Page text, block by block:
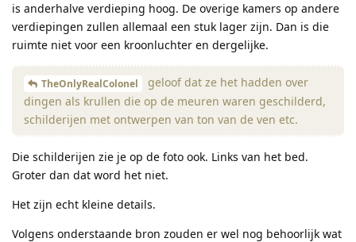
is anderhalve verdieping hoog. De overige kamers op andere
verdiepingen zullen allemaal een stuk lager zijn. Dan is die
ruimte niet voor een kroonluchter en dergelijke.
TheOnlyRealColonel
geloof dat ze het hadden over
dingen als krullen die op de meuren waren geschilderd,
schilderijen met ontwerpen van ton van de ven etc.
Die schilderijen zie je op de foto ook. Links van het bed.
Groter dan dat word het niet.
Het zijn echt kleine details.
Volgens onderstaande bron zouden er wel nog behoorlijk wat